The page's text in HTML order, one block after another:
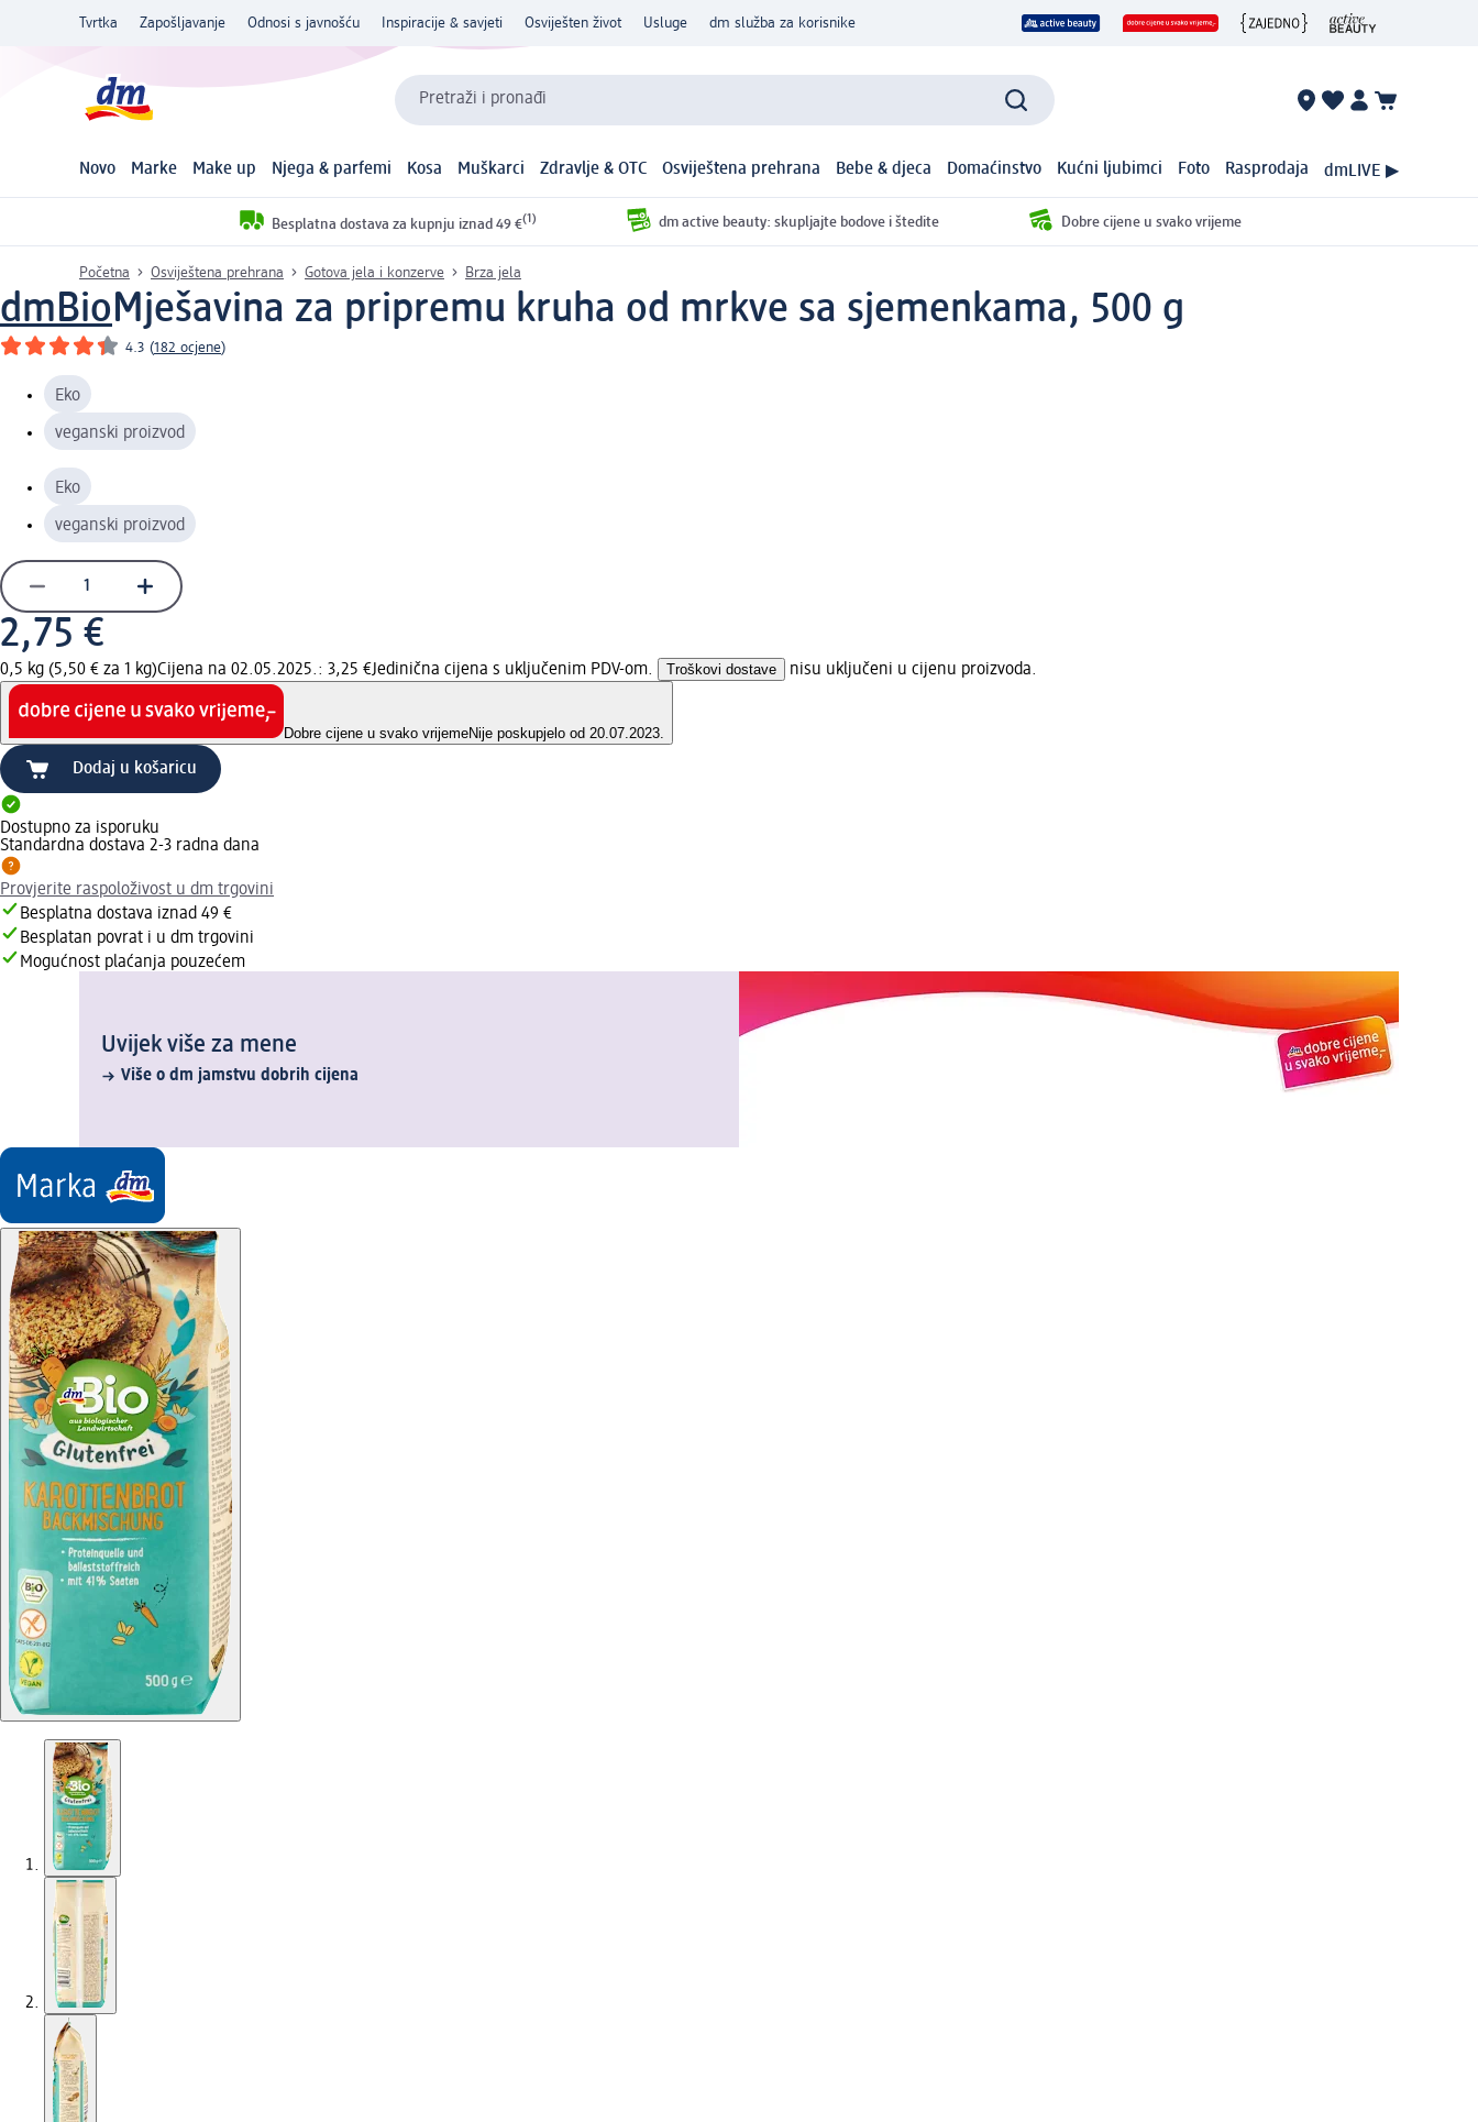
Tvrtka Zapošljavanje Odnosi s javnošću Inspiracije & savjeti Osviješten život Usluge dm služba za korisnike
Pretraži i pronađi
Novo Marke Make up Njega & parfemi Kosa Muškarci Zdravlje & OTC Osviještena prehrana Bebe & djeca Domaćinstvo Kućni ljubimci Foto Rasprodaja dmLIVE ▶
Besplatna dostava za kupnju iznad 49 €(1) dm active beauty: skupljajte bodove i štedite Dobre cijene u svako vrijeme
Početna Osviještena prehrana Gotova jela i konzerve Brza jela
dmBioMješavina za pripremu kruha od mrkve sa sjemenkama, 500 g
4.3 (182 ocjene)
Eko
veganski proizvod
Eko
veganski proizvod
2,75 €
0,5 kg (5,50 € za 1 kg)Cijena na 02.05.2025.: 3,25 €Jedinična cijena s uključenim PDV-om. Troškovi dostave nisu uključeni u cijenu proizvoda.
Dobre cijene u svako vrijemeNije poskupjelo od 20.07.2023.
Dodaj u košaricu
Dostupno za isporuku
Standardna dostava 2-3 radna dana
Provjerite raspoloživost u dm trgovini
Besplatna dostava iznad 49 €
Besplatan povrat i u dm trgovini
Mogućnost plaćanja pouzećem
Uvijek više za mene
Više o dm jamstvu dobrih cijena